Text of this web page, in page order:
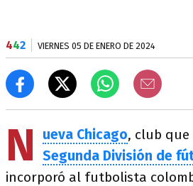
442 VIERNES 05 DE ENERO DE 2024
N ueva Chicago, club
Segunda División de
incorporó al futbolista